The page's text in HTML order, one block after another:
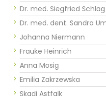
Dr. med. Siegfried Schlag
Dr. med. dent. Sandra
Johanna Niermann
Frauke Heinrich
Anna Mosig
Emilia Zakrzewska
Skadi Astfalk